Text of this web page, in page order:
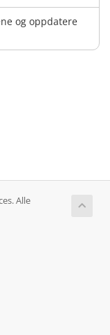
og oppdatere
Alle